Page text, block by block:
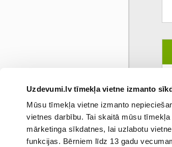
Uzdevumi.lv tīmekļa vietne izmanto
Mūsu tīmekļa vietne izmanto
vietnes darbību. Tai skaitā mūsu
mārketinga sīkdatnes, lai uzlabotu
funkcijas. Bērniem līdz 13 gadu